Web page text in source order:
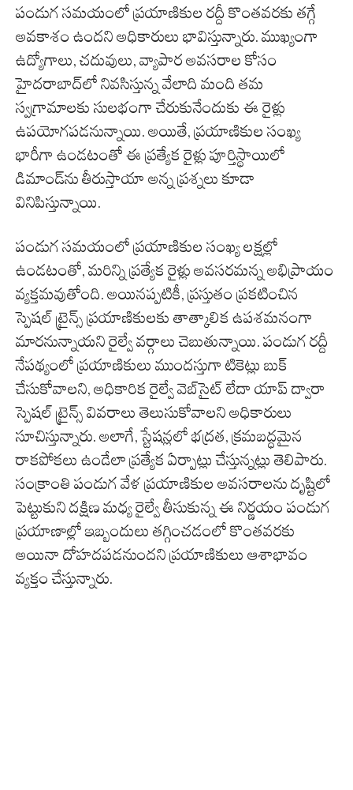
పండుగ సమయంలో ప్రయాణికుల రద్దీ కొంతవరకు తగ్గే
అవకాశం ఉందని అధికారులు భావిస్తున్నారు. ముఖ్యంగా
ఉద్యోగాలు, చదువులు, వ్యాపార అవసరాల కోసం
హైదరాబాద్‌లో నివసిస్తున్న వేలాది మంది తమ
స్వగ్రామాలకు సులభంగా చేరుకునేందుకు ఈ రైళ్లు
ఉపయోగపడనున్నాయి. అయితే, ప్రయాణికుల సంఖ్య
భారీగా ఉండటంతో ఈ ప్రత్యేక రైళ్లు పూర్తిస్థాయిలో
డిమాండ్‌ను తీరుస్తాయా అన్న ప్రశ్నలు కూడా
వినిపిస్తున్నాయి.
పండుగ సమయంలో ప్రయాణికుల సంఖ్య లక్షల్లో
ఉండటంతో, మరిన్ని ప్రత్యేక రైళ్లు అవసరమన్న అభిప్రాయం
వ్యక్తమవుతోంది. అయినప్పటికీ, ప్రస్తుతం ప్రకటించిన
స్పెషల్ ట్రైన్స్ ప్రయాణికులకు తాత్కాలిక ఉపశమనంగా
మారనున్నాయని రైల్వే వర్గాలు చెబుతున్నాయి. పండుగ రద్దీ
నేపథ్యంలో ప్రయాణికులు ముందస్తుగా టికెట్లు బుక్
చేసుకోవాలని, అధికారిక రైల్వే వెబ్‌సైట్ లేదా యాప్ ద్వారా
స్పెషల్ ట్రైన్స్ వివరాలు తెలుసుకోవాలని అధికారులు
సూచిస్తున్నారు. అలాగే, స్టేషన్లలో భద్రత, క్రమబద్ధమైన
రాకపోకలు ఉండేలా ప్రత్యేక ఏర్పాట్లు చేస్తున్నట్లు తెలిపారు.
సంక్రాంతి పండుగ వేళ ప్రయాణికుల అవసరాలను దృష్టిలో
పెట్టుకుని దక్షిణ మధ్య రైల్వే తీసుకున్న ఈ నిర్ణయం పండుగ
ప్రయాణాల్లో ఇబ్బందులు తగ్గించడంలో కొంతవరకు
అయినా దోహదపడనుందని ప్రయాణికులు ఆశాభావం
వ్యక్తం చేస్తున్నారు.